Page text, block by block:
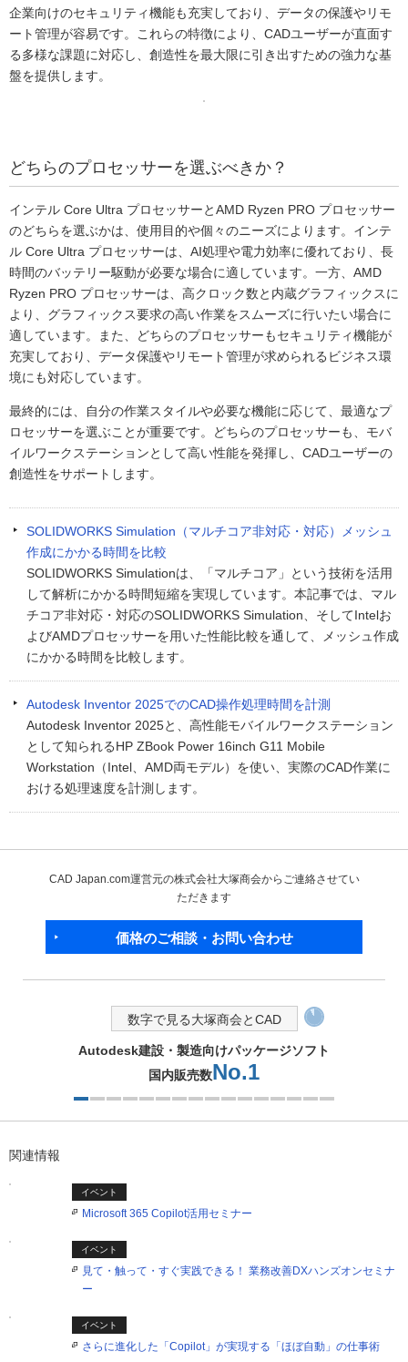
企業向けのセキュリティ機能も充実しており、データの保護やリモ
ート管理が容易です。これらの特徴により、CADユーザーが直面す
る多様な課題に対応し、創造性を最大限に引き出すための強力な基
盤を提供します。
どちらのプロセッサーを選ぶべきか？
インテル Core Ultra プロセッサーとAMD Ryzen PRO プロセッサー
のどちらを選ぶかは、使用目的や個々のニーズによります。インテ
ル Core Ultra プロセッサーは、AI処理や電力効率に優れており、長
時間のバッテリー駆動が必要な場合に適しています。一方、AMD
Ryzen PRO プロセッサーは、高クロック数と内蔵グラフィックスに
より、グラフィックス要求の高い作業をスムーズに行いたい場合に
適しています。また、どちらのプロセッサーもセキュリティ機能が
充実しており、データ保護やリモート管理が求められるビジネス環
境にも対応しています。
最終的には、自分の作業スタイルや必要な機能に応じて、最適なプ
ロセッサーを選ぶことが重要です。どちらのプロセッサーも、モバ
イルワークステーションとして高い性能を発揮し、CADユーザーの
創造性をサポートします。
SOLIDWORKS Simulation（マルチコア非対応・対応）メッシュ
作成にかかる時間を比較
SOLIDWORKS Simulationは、「マルチコア」という技術を活用
して解析にかかる時間短縮を実現しています。本記事では、マル
チコア非対応・対応のSOLIDWORKS Simulation、そしてIntelお
よびAMDプロセッサーを用いた性能比較を通して、メッシュ作成
にかかる時間を比較します。
Autodesk Inventor 2025でのCAD操作処理時間を計測
Autodesk Inventor 2025と、高性能モバイルワークステーション
として知られるHP ZBook Power 16inch G11 Mobile
Workstation（Intel、AMD両モデル）を使い、実際のCAD作業に
おける処理速度を計測します。
CAD Japan.com運営元の株式会社大塚商会からご連絡させてい
ただきます
価格のご相談・お問い合わせ
数字で見る大塚商会とCAD
CADソリューションサポートスタッフ約230
2つ目を表示中
Microsoft 365 Copilot活用セミナー
見て・触って・すぐ実践できる！ 業務改善DXハンズオンセミナ
ー
さらに進化した「Copilot」が実現する「ほぼ自動」の仕事術